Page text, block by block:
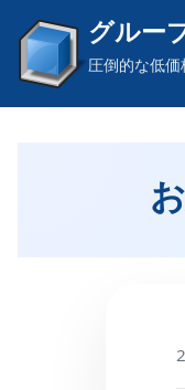
グルー
圧倒的な低価